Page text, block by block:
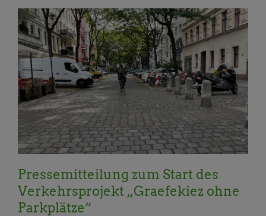
Aktuelles BVV Pressemitteilungen
Priorität
Topnews Verkehr und Mobilität
Pressemitteilung zum Start des
Verkehrsprojekt „Graefekiez ohne
Parkplätze“